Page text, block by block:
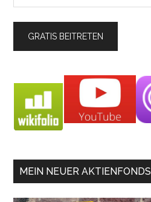
MEIN NEUER AKTIENFONDS